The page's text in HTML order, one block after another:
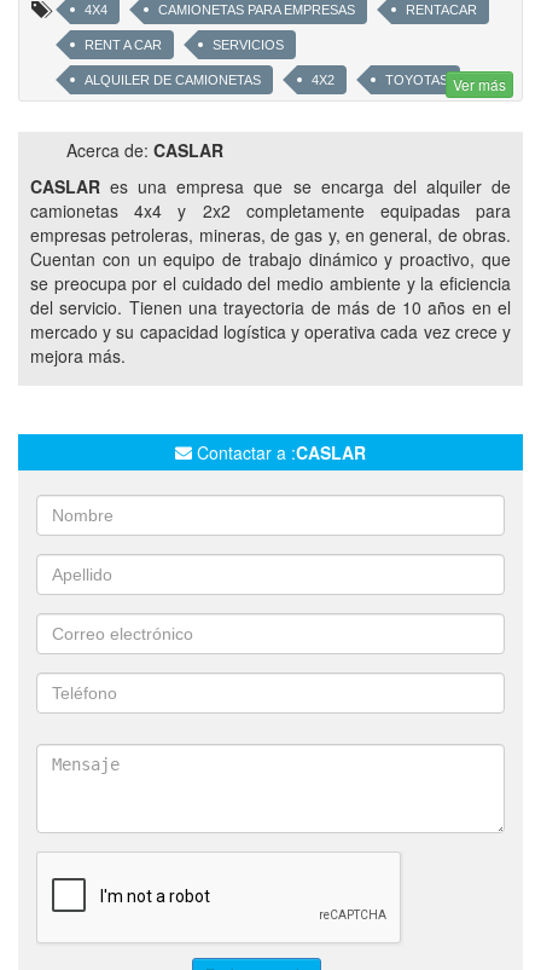
4X4 CAMIONETAS PARA EMPRESAS RENTACAR
RENT A CAR SERVICIOS
ALQUILER DE CAMIONETAS 4X2 TOYOTAS
ALQUILER DE TOYOTAS
CAMIONETAS PARA YACIMIENTOS ALQUILER DE PICK UP
ALQUILER DE ECOSPORT CVM
Ver más
Acerca de: CASLAR
CASLARes una empresa que se encarga del alquiler de
camionetas 4x4 y 2x2 completamente equipadas para
empresas petroleras, mineras, de gas y, en general, de obras.
Cuentan con un equipo de trabajo dinámico y proactivo, que
se preocupa por el cuidado del medio ambiente y la eficiencia
del servicio. Tienen una trayectoria de más de 10 años en el
mercado y su capacidad logística y operativa cada vez crece y
mejora más.
Contactar a :CASLAR